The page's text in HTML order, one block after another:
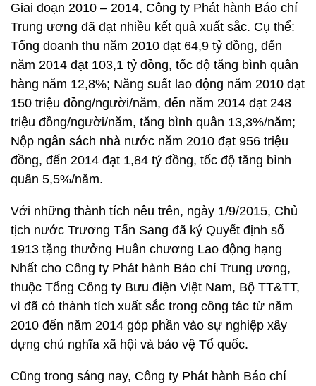
Giai đoạn 2010 – 2014, Công ty Phát hành Báo chí
Trung ương đã đạt nhiều kết quả xuất sắc. Cụ thể:
Tổng doanh thu năm 2010 đạt 64,9 tỷ đồng, đến
năm 2014 đạt 103,1 tỷ đồng, tốc độ tăng bình quân
hàng năm 12,8%; Năng suất lao động năm 2010 đạt
150 triệu đồng/người/năm, đến năm 2014 đạt 248
triệu đồng/người/năm, tăng bình quân 13,3%/năm;
Nộp ngân sách nhà nước năm 2010 đạt 956 triệu
đồng, đến 2014 đạt 1,84 tỷ đồng, tốc độ tăng bình
quân 5,5%/năm.
Với những thành tích nêu trên, ngày 1/9/2015, Chủ
tịch nước Trương Tấn Sang đã ký Quyết định số
1913 tặng thưởng Huân chương Lao động hạng
Nhất cho Công ty Phát hành Báo chí Trung ương,
thuộc Tổng Công ty Bưu điện Việt Nam, Bộ TT&TT,
vì đã có thành tích xuất sắc trong công tác từ năm
2010 đến năm 2014 góp phần vào sự nghiệp xây
dựng chủ nghĩa xã hội và bảo vệ Tổ quốc.
Cũng trong sáng nay, Công ty Phát hành Báo chí